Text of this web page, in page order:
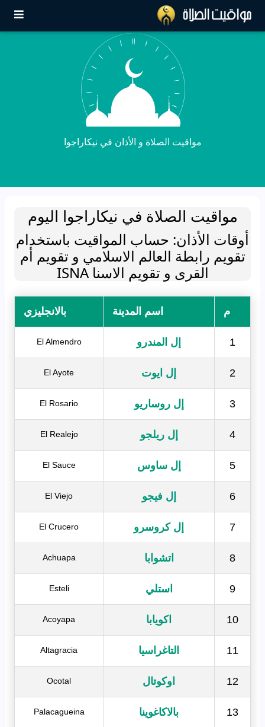
مواقيت الصلاة و الأذان في نيكاراجوا
مواقيت الصلاة في نيكاراجوا اليوم
أوقات الأذان: حساب المواقيت باستخدام
تقويم رابطة العالم الاسلامي و تقويم أم
القرى و تقويم الاسنا ISNA
م اسم المدينة بالانجليزي
1 إل المندرو El Almendro
2 إل ايوت El Ayote
3 إل روساريو El Rosario
4 إل ريلجو El Realejo
5 إل ساوس El Sauce
6 إل فيجو El Viejo
7 إل كروسرو El Crucero
8 اتشوابا Achuapa
9 استلي Esteli
10 اكويابا Acoyapa
11 التاغراسيا Altagracia
12 اوكوتال Ocotal
13 بالاكاغوينا Palacagueina